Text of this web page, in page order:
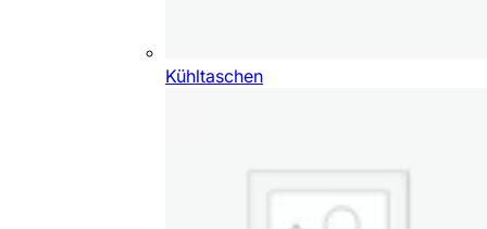
Kühltaschen